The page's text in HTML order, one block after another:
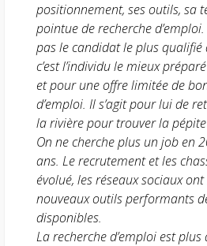
positionnement, ses outils, sa
pointue de recherche
pas le candidat le plus
c’est l’individu le mieux
et pour une offre limitée de
d’emploi. Il s’agit pour lui de
la rivière pour trouver la
On ne cherche plus un job en
ans. Le recrutement et les
évolué, les réseaux sociaux
nouveaux outils performants
disponibles.
La recherche d’emploi est